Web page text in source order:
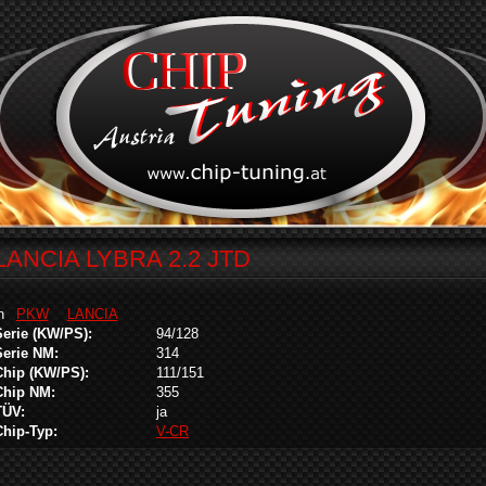
LYBRA 2.2 JTD
PKW
LANCIA
(KW/PS):
94/128
NM:
314
(KW/PS):
111/151
NM:
355
ja
Typ:
V-CR